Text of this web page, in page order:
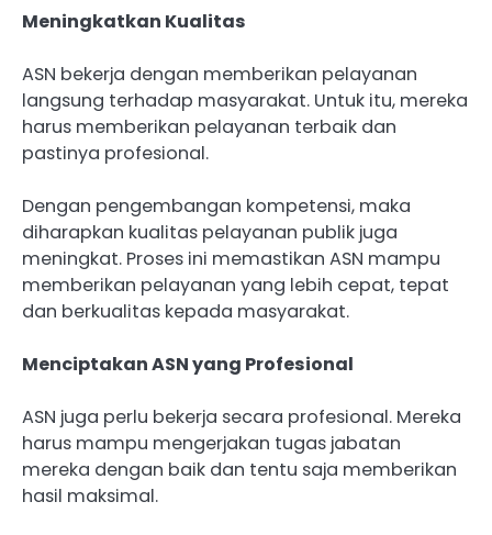
Meningkatkan Kualitas
ASN bekerja dengan memberikan pelayanan
langsung terhadap masyarakat. Untuk itu, mereka
harus memberikan pelayanan terbaik dan
pastinya profesional.
Dengan pengembangan kompetensi, maka
diharapkan kualitas pelayanan publik juga
meningkat. Proses ini memastikan ASN mampu
memberikan pelayanan yang lebih cepat, tepat
dan berkualitas kepada masyarakat.
Menciptakan ASN yang Profesional
ASN juga perlu bekerja secara profesional. Mereka
harus mampu mengerjakan tugas jabatan
mereka dengan baik dan tentu saja memberikan
hasil maksimal.